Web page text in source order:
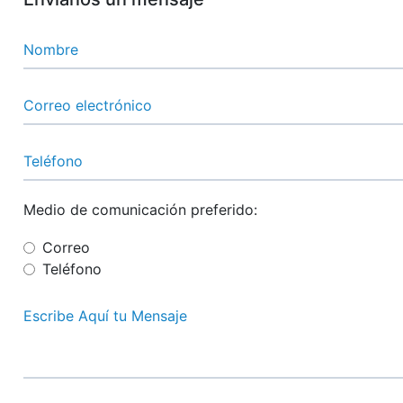
Medio de comunicación preferido:
Correo
Teléfono